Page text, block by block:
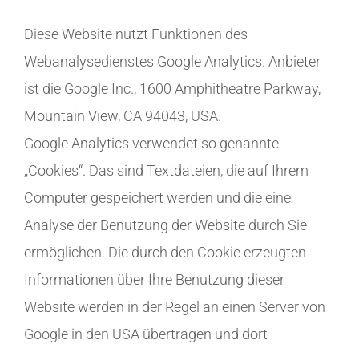
Diese Website nutzt Funktionen des
Webanalysedienstes Google Analytics. Anbieter
ist die Google Inc., 1600 Amphitheatre Parkway,
Mountain View, CA 94043, USA.
Google Analytics verwendet so genannte
„Cookies“. Das sind Textdateien, die auf Ihrem
Computer gespeichert werden und die eine
Analyse der Benutzung der Website durch Sie
ermöglichen. Die durch den Cookie erzeugten
Informationen über Ihre Benutzung dieser
Website werden in der Regel an einen Server von
Google in den USA übertragen und dort